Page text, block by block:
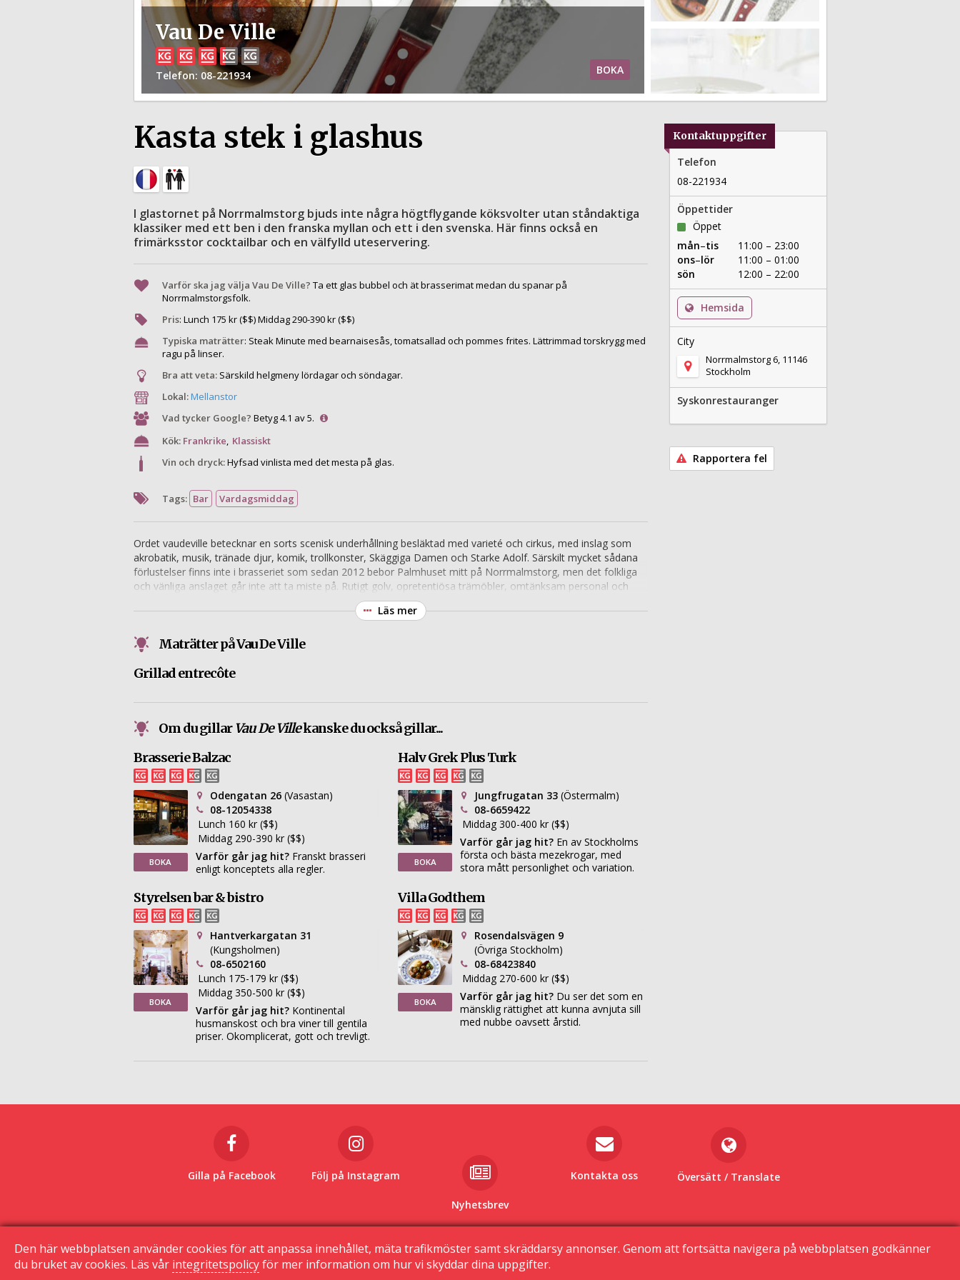
Vau De Ville
Telefon: 08-221934 BOKA
Kasta stek i glashus
I glastornet på Norrmalmstorg bjuds inte några högtflygande köksvolter utan ståndaktiga
klassiker med ett ben i den franska myllan och ett i den svenska. Här finns också en
frimärksstor cocktailbar och en välfylld uteservering.
Varför ska jag välja Vau De Ville? Ta ett glas bubbel och ät brasserimat medan du spanar på
Norrmalmstorgsfolk.
Pris: Lunch 175 kr ($$) Middag290-390kr ($$)
Typiska maträtter: Steak Minute med bearnaisesås, tomatsallad och pommes frites. Lättrimmad torskrygg med
ragu på linser.
Bra att veta: Särskild helgmeny lördagar och söndagar.
Lokal:Mellanstor
Vad tycker Google? Betyg 4.1 av 5.
Kök: Frankrike, Klassiskt
Vin och dryck:Hyfsad vinlista med det mesta på glas.
Tags: Bar Vardagsmiddag
Ordet vaudeville betecknar en sorts scenisk underhållning besläktad med varieté och cirkus, med inslag som
akrobatik, musik, tränade djur, komik, trollkonster, Skäggiga Damen och Starke Adolf. Särskilt mycket sådana
förlustelser finns inte i brasseriet som sedan 2012 bebor Palmhuset mitt på Norrmalmstorg, men det folkliga
och vänliga anslaget går inte att ta miste på. Rutigt golv, opretentiösa trämöbler, omtänksam personal och
fransksvensk meny med klassiska rätter. Inga stora överraskningar, men tryggt och trivsamt.
Läs mer
Maträtter på Vau De Ville
Grillad entrecôte
Om du gillarVau De Villekanske du också gillar...
Brasserie Balzac
BOKA
Odengatan 26 (Vasastan)
08-12054338
Lunch 160 kr ($$)
Middag 290-390 kr ($$)
Varför går jag hit? Franskt brasseri
enligt konceptets alla regler.
Halv Grek Plus Turk
BOKA
Jungfrugatan 33 (Östermalm)
08-6659422
Middag 300-400 kr ($$)
Varför går jag hit? En av Stockholms
första och bästa mezekrogar, med
stora mått personlighet och variation.
Styrelsen bar & bistro
BOKA
Hantverkargatan 31
(Kungsholmen)
08-6502160
Lunch 175-179 kr ($$)
Middag 350-500 kr ($$)
Varför går jag hit? Kontinental
husmanskost och bra viner till gentila
priser. Okomplicerat, gott och trevligt.
Villa Godthem
BOKA
Rosendalsvägen 9
(Övriga Stockholm)
08-68423840
Middag 270-600 kr ($$)
Varför går jag hit? Du ser det som en
mänsklig rättighet att kunna avnjuta sill
med nubbe oavsett årstid.
Kontaktuppgifter
Telefon
08-221934
Öppettider
Öppet
mån–tis
11:00 – 23:00
ons–lör
11:00 – 01:00
sön
12:00 – 22:00
Hemsida
City
Norrmalmstorg 6, 11146
Stockholm
Syskonrestauranger
Rapportera fel
Gilla på Facebook Följ på Instagram
Nyhetsbrev
Kontakta oss Översätt / Translate
© 2015 Krogguiden.se
113 24 Stockholm
Den här webbplatsen använder cookies för att anpassa innehållet, mäta trafikmöster samt skräddarsy annonser. Genom att fortsätta navigera på webbplatsen godkänner
du bruket av cookies. Läs vår integritetspolicyför mer information om hur vi skyddar dina uppgifter.